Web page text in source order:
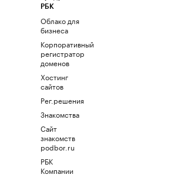
РБК
Облако для
бизнеса
Корпоративный
регистратор
доменов
Хостинг
сайтов
Рег.решения
Знакомства
Сайт
знакомств
podbor.ru
РБК
Компании